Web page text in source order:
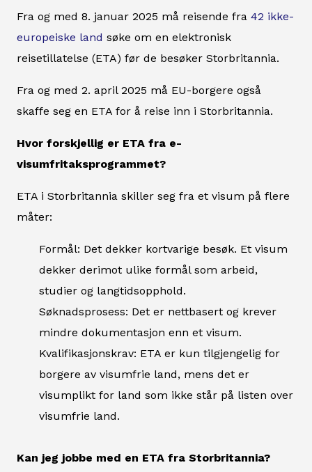
Fra og med 8. januar 2025 må reisende fra 42 ikke-
europeiske land søke om en elektronisk
reisetillatelse (ETA) før de besøker Storbritannia.
Fra og med 2. april 2025 må EU-borgere også
skaffe seg en ETA for å reise inn i Storbritannia.
Hvor forskjellig er ETA fra e-
visumfritaksprogrammet?
ETA i Storbritannia skiller seg fra et visum på flere
måter:
Formål: Det dekker kortvarige besøk. Et visum
dekker derimot ulike formål som arbeid,
studier og langtidsopphold.
Søknadsprosess: Det er nettbasert og krever
mindre dokumentasjon enn et visum.
Kvalifikasjonskrav: ETA er kun tilgjengelig for
borgere av visumfrie land, mens det er
visumplikt for land som ikke står på listen over
visumfrie land.
Kan jeg jobbe med en ETA fra Storbritannia?